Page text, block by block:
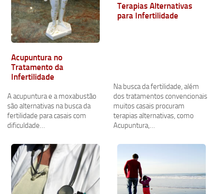
Acupuntura no
Tratamento da
Infertilidade
A acupuntura e a moxabustão
são alternativas na busca da
fertilidade para casais com
dificuldade…
Terapias Alternativas
para Infertilidade
Na busca da fertilidade, além
dos tratamentos convencionais
muitos casais procuram
terapias alternativas, como
Acupuntura,…